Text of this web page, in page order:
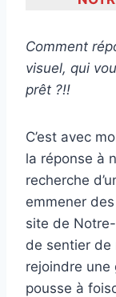
Comment
visuel, qui
prêt ?!!
C’est avec
la réponse à
recherche
emmener
site de
de sentier de
rejoindre une
pousse à